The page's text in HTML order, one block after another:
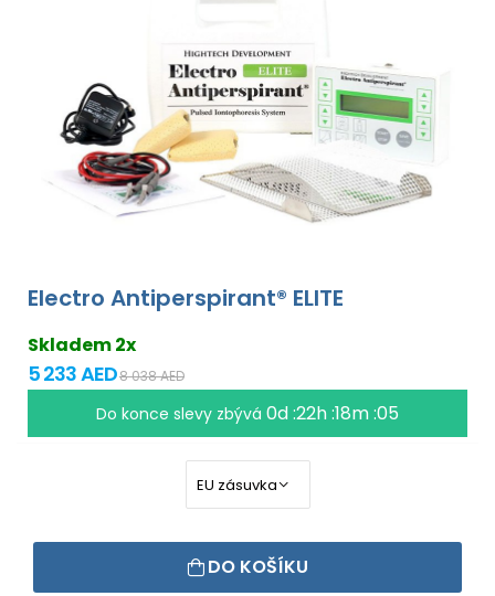
Electro Antiperspirant® ELITE
Skladem 2x
5 233 AED8 038 AED
Do konce slevy zbývá 0d :22h :18m :04
DO KOŠÍKU